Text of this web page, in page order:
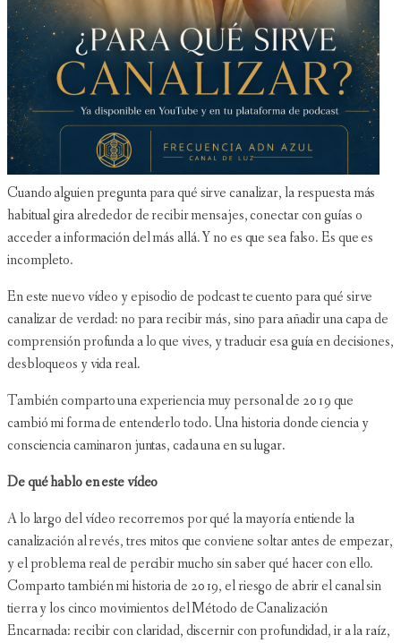
Cuando alguien pregunta para qué sirve canalizar, la respuesta más
habitual gira alrededor de recibir mensajes, conectar con guías o
acceder a información del más allá. Y no es que sea falso. Es que es
incompleto.
En este nuevo vídeo y episodio de podcast te cuento para qué sirve
canalizar de verdad: no para recibir más, sino para añadir una capa de
comprensión profunda a lo que vives, y traducir esa guía en decisiones,
desbloqueos y vida real.
También comparto una experiencia muy personal de 2019 que
cambió mi forma de entenderlo todo. Una historia donde ciencia y
consciencia caminaron juntas, cada una en su lugar.
De qué hablo en este vídeo
A lo largo del vídeo recorremos por qué la mayoría entiende la
canalización al revés, tres mitos que conviene soltar antes de empezar,
y el problema real de percibir mucho sin saber qué hacer con ello.
Comparto también mi historia de 2019, el riesgo de abrir el canal sin
tierra y los cinco movimientos del Método de Canalización
Encarnada: recibir con claridad, discernir con profundidad, ir a la raíz,